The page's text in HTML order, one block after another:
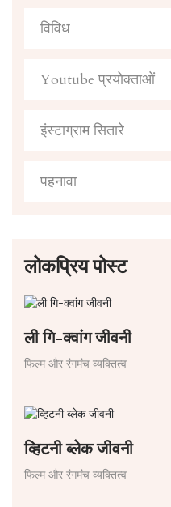
विविध
Youtube प्रयोक्ताओं
इंस्टाग्राम सितारे
पहनावा
लोकप्रिय पोस्ट
ली गि-क्वांग जीवनी
फिल्म और रंगमंच व्यक्तित्व
व्हिटनी ब्लेक जीवनी
फिल्म और रंगमंच व्यक्तित्व